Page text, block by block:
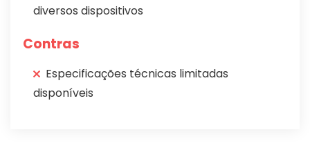
diversos dispositivos
Contras
Especificações técnicas limitadas
disponíveis